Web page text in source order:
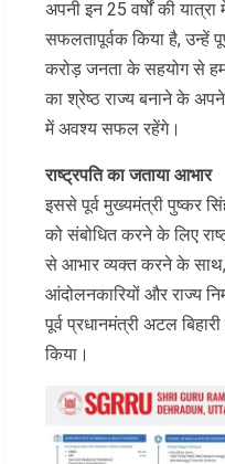
अपनी इन 25 वर्षों की
सफलतापूर्वक किया है, उन्हें
करोड़ जनता के सहयोग से
का श्रेष्ठ राज्य बनाने के अपने
में अवश्य सफल रहेंगे।
राष्ट्रपति का जताया आभार
इससे पूर्व मुख्यमंत्री पुष्कर
को संबोधित करने के लिए
से आभार व्यक्त करने के साथ,
आंदोलनकारियों और राज्य
पूर्व प्रधानमंत्री अटल
किया।